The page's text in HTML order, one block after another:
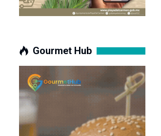
Gourmet Hub